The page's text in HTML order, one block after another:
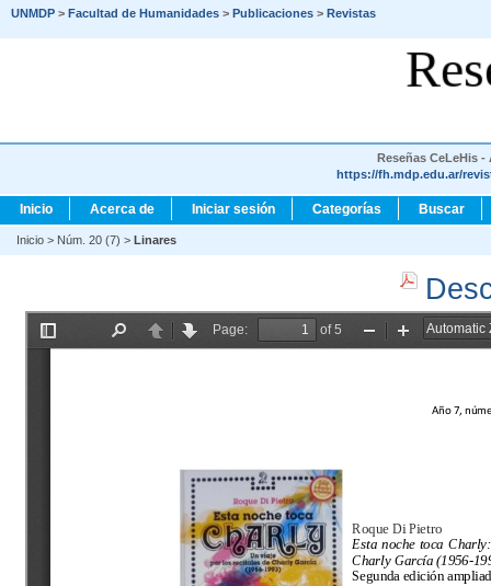
UNMDP > Facultad de Humanidades > Publicaciones > Revistas
Reseñas CeLeHis
https://fh.mdp.edu.ar/
Inicio Acerca de Iniciar sesión Categorías Buscar
Inicio > Núm. 20 (7) > Linares